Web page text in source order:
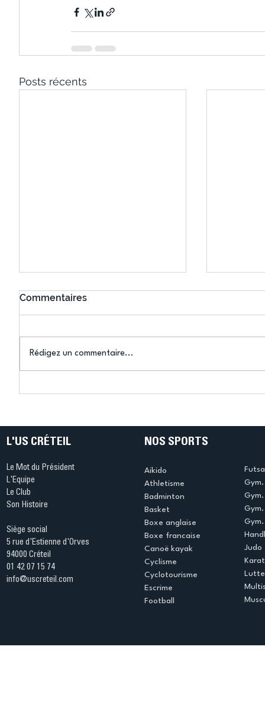
Posts récents
Commentaires
Rédigez un commentaire...
L'US CRÉTEIL
Le Mot du Président
L'Equipe
Le Club
Son Histoire
Siège social
5 rue d'Estienne d'Orves
94000 Créteil
01 42 07 15 74
info@uscreteil.com
NOS SPORTS
Aikido
Athletisme
Badminton
Basket
Boxe anglaise
Boxe francaise
Canoë kayak
Cyclisme
Cyclotourisme
Escrime
Football
Judo
Lutte